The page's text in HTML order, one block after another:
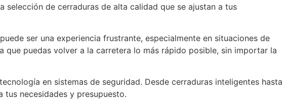
de cerraduras de alta calidad que se ajustan a tus
ser una experiencia frustrante, especialmente en situaciones de
puedas volver a la carretera lo más rápido posible, sin importar la
en sistemas de seguridad. Desde cerraduras inteligentes hasta
tus necesidades y presupuesto.